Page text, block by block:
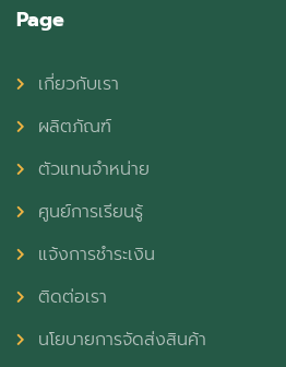
Page
เกี่ยวกับเรา
ผลิตภัณฑ์
ตัวแทนจำหน่าย
ศูนย์การเรียนรู้
แจ้งการชำระเงิน
ติดต่อเรา
นโยบายการจัดส่งสินค้า